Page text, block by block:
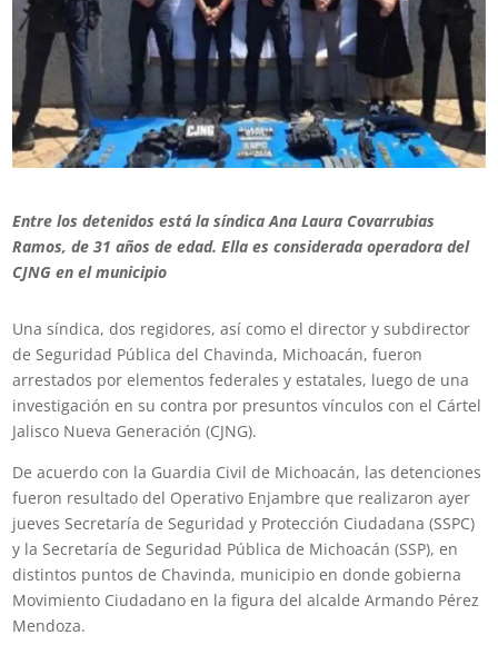
Entre los detenidos está la síndica Ana Laura Covarrubias
Ramos, de 31 años de edad. Ella es considerada operadora del
CJNG en el municipio
Una síndica, dos regidores, así como el director y subdirector
de Seguridad Pública del Chavinda, Michoacán, fueron
arrestados por elementos federales y estatales, luego de una
investigación en su contra por presuntos vínculos con el Cártel
Jalisco Nueva Generación (CJNG).
De acuerdo con la Guardia Civil de Michoacán, las detenciones
fueron resultado del Operativo Enjambre que realizaron ayer
jueves Secretaría de Seguridad y Protección Ciudadana (SSPC)
y la Secretaría de Seguridad Pública de Michoacán (SSP), en
distintos puntos de Chavinda, municipio en donde gobierna
Movimiento Ciudadano en la figura del alcalde Armando Pérez
Mendoza.